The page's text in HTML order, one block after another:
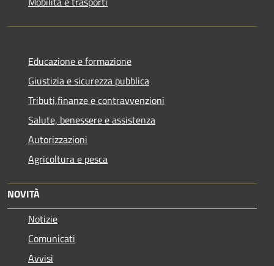
Educazione e formazione
Giustizia e sicurezza pubblica
Tributi,finanze e contravvenzioni
Salute, benessere e assistenza
Autorizzazioni
Agricoltura e pesca
NOVITÀ
Notizie
Comunicati
Avvisi